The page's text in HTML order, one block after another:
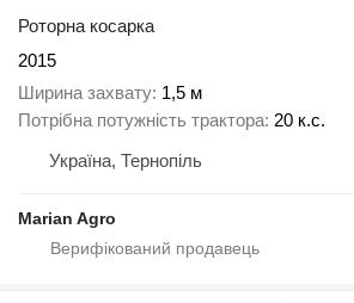
Роторна косарка
2015
Ширина захвату 1,5 м
Потрібна потужність трактора 20 к.с.
Україна, Тернопіль
Marian Agro